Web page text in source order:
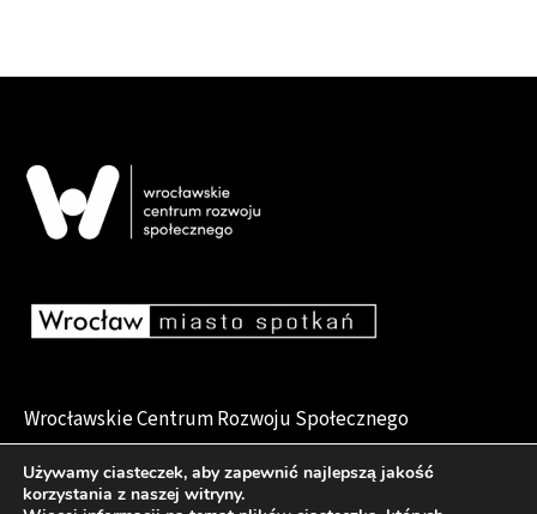
Wrocławskie Centrum Rozwoju Społecznego
pl. Dominikański 6, 50-159 Wrocław
Używamy ciasteczek, aby zapewnić najlepszą jakość
korzystania z naszej witryny.